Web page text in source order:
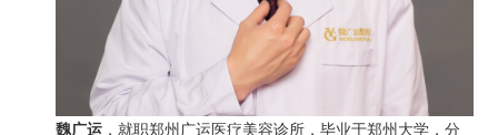
魏广运 ，就职郑州广运医疗美容诊所，毕业于郑州大学，分